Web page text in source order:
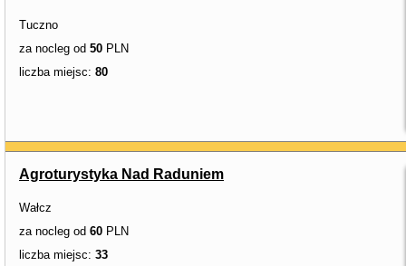
Tuczno
za nocleg od 50 PLN
liczba miejsc: 80
Agroturystyka Nad Raduniem
Wałcz
za nocleg od 60 PLN
liczba miejsc: 33